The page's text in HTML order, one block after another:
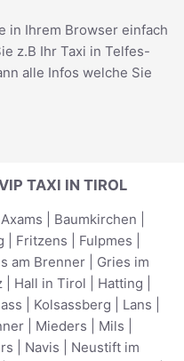
in Ihrem Browser einfach
z.B Ihr Taxi in Telfes-
alle Infos welche Sie
TAXI IN TIROL
Axams Baumkirchen
Fritzens Fulpmes
am Brenner
Gries im
| Hall in Tirol Hatting
Kolsassberg Lans
| Mieders Mils
Navis
Neustift im